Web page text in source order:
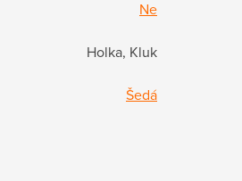
Ne
Holka, Kluk
Šedá